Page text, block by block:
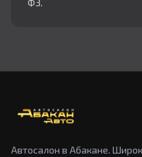
ФЗ.
Автосалон в Абакане.